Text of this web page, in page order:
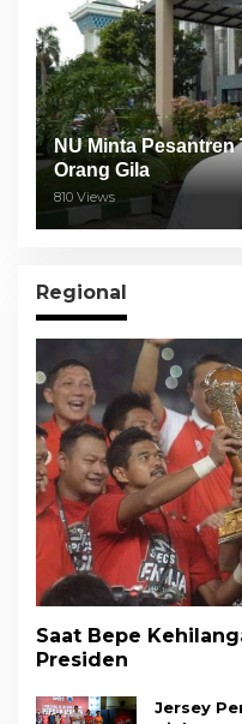
NU Minta
Orang Gila
810 Views
Regional
Saat Bepe
Presiden
Jersey